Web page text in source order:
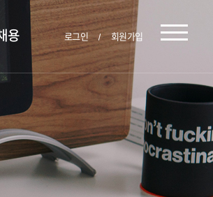
용 로그인 회원가입